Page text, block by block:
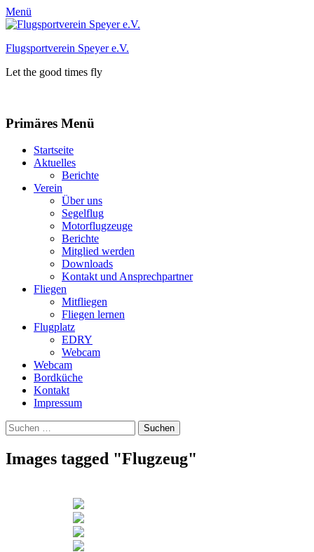
Menü
Flugsportverein Speyer e.V.
Let the good times fly
Primäres Menü
Zum
Inhalt
Startseite
Aktuelles
Berichte
Verein
Über uns
Segelflug
Motorflugzeuge
Berichte
Mitglied werden
Downloads
Kontakt und Ansprechpartner
Fliegen
Mitfliegen
Fliegen lernen
Flugplatz
EDRY
Webcam
Webcam
Bordküche
Kontakt
Impressum
Suchen
Suchen
nach:
Images tagged "Flugzeug"